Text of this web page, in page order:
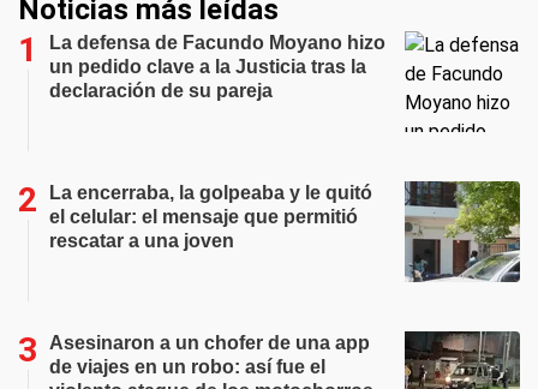
Noticias más leídas
La defensa de Facundo Moyano hizo
un pedido clave a la Justicia tras la
declaración de su pareja
La encerraba, la golpeaba y le quitó
el celular: el mensaje que permitió
rescatar a una joven
Asesinaron a un chofer de una app
de viajes en un robo: así fue el